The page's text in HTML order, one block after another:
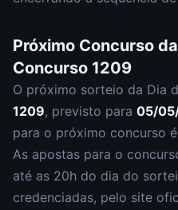
Próximo Concurso da
Concurso 1209
O próximo sorteio da Dia
1209, previsto para 05/
para o próximo concurso
As apostas para o
até as 20h do dia do
credenciadas, pelo site